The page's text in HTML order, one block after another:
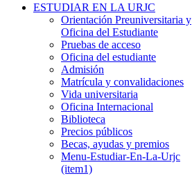
ESTUDIAR EN LA URJC
Orientación Preuniversitaria y
Oficina del Estudiante
Pruebas de acceso
Oficina del estudiante
Admisión
Matrícula y convalidaciones
Vida universitaria
Oficina Internacional
Biblioteca
Precios públicos
Becas, ayudas y premios
Menu-Estudiar-En-La-Urjc
(item1)